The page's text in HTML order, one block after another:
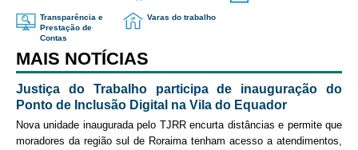
Grupo Operacional do Centro de Inteligência
Comitê de Equidade de Raça, Gênero e Diversidade
Comitê PopRuaJud
Comissão de Justiça Itinerante
Comissão Permanente de Avaliação Documental
Automação e IA
Me envie uma cópia
Transparência e
Prestação de
Contas
Varas do trabalho
MAIS NOTÍCIAS
Justiça do Trabalho participa de inauguração do
Ponto de Inclusão Digital na Vila do Equador
Nova unidade inaugurada pelo TJRR encurta distâncias e permite que
moradores da região sul de Roraima tenham acesso a atendimentos,